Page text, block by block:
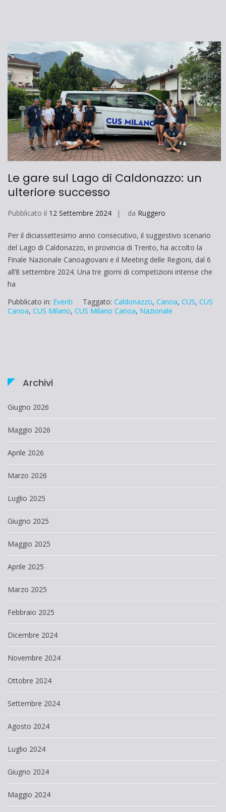
Le gare sul Lago di Caldonazzo: un
ulteriore successo
Pubblicato il 12 Settembre 2024 da Ruggero
Per il diciassettesimo anno consecutivo, il suggestivo scenario
del Lago di Caldonazzo, in provincia di Trento, ha accolto la
Finale Nazionale Canoagiovani e il Meeting delle Regioni, dal 6
all’8 settembre 2024. Una tre giorni di competizioni intense che
ha
Pubblicato in: Eventi Taggato: Caldonazzo, Canoa, CUS, CUS
Canoa, CUS Milano, CUS Milano Canoa, Nazionale
Archivi
Giugno 2026
Maggio 2026
Aprile 2026
Marzo 2026
Luglio 2025
Giugno 2025
Maggio 2025
Aprile 2025
Marzo 2025
Febbraio 2025
Dicembre 2024
Novembre 2024
Ottobre 2024
Settembre 2024
Agosto 2024
Luglio 2024
Giugno 2024
Maggio 2024